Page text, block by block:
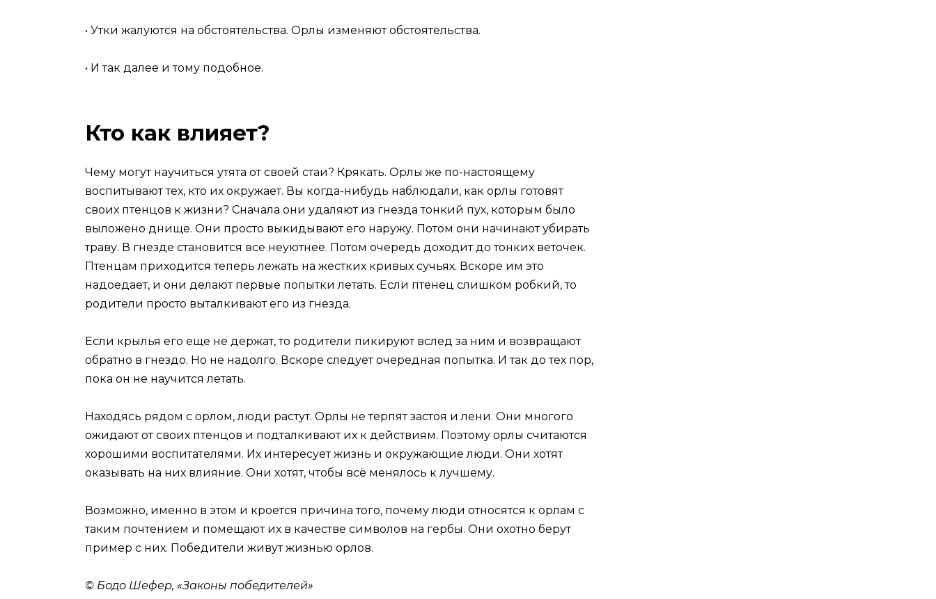
• Утки жалуются на обстоятельства. Орлы изменяют обстоятельства.
• И так далее и тому подобное.
Кто как влияет?
Чему могут научиться утята от своей стаи? Крякать. Орлы же по-настоящему
воспитывают тех, кто их окружает. Вы когда-нибудь наблюдали, как орлы готовят
своих птенцов к жизни? Сначала они удаляют из гнезда тонкий пух, которым было
выложено днище. Они просто выкидывают его наружу. Потом они начинают убирать
траву. В гнезде становится все неуютнее. Потом очередь доходит до тонких веточек.
Птенцам приходится теперь лежать на жестких кривых сучьях. Вскоре им это
надоедает, и они делают первые попытки летать. Если птенец слишком робкий, то
родители просто выталкивают его из гнезда.
Если крылья его еще не держат, то родители пикируют вслед за ним и возвращают
обратно в гнездо. Но не надолго. Вскоре следует очередная попытка. И так до тех пор,
пока он не научится летать.
Находясь рядом с орлом, люди растут. Орлы не терпят застоя и лени. Они многого
ожидают от своих птенцов и подталкивают их к действиям. Поэтому орлы считаются
хорошими воспитателями. Их интересует жизнь и окружающие люди. Они хотят
оказывать на них влияние. Они хотят, чтобы всё менялось к лучшему.
Возможно, именно в этом и кроется причина того, почему люди относятся к орлам с
таким почтением и помещают их в качестве символов на гербы. Они охотно берут
пример с них. Победители живут жизнью орлов.
© Бодо Шефер, «Законы победителей»